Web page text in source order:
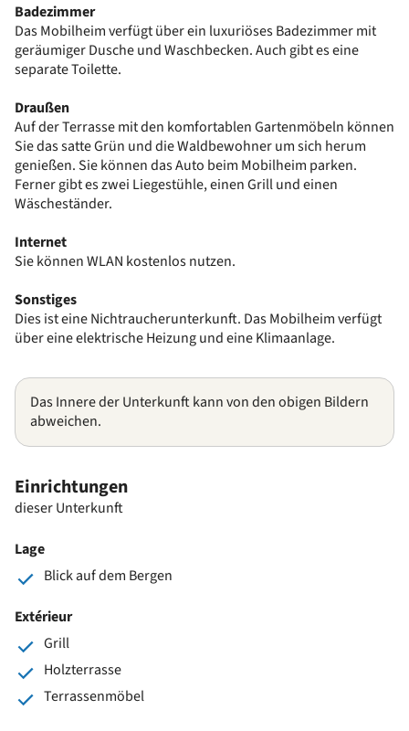
Badezimmer
Das Mobilheim verfügt über ein luxuriöses Badezimmer mit
geräumiger Dusche und Waschbecken. Auch gibt es eine
separate Toilette.
Draußen
Auf der Terrasse mit den komfortablen Gartenmöbeln können
Sie das satte Grün und die Waldbewohner um sich herum
genießen. Sie können das Auto beim Mobilheim parken.
Ferner gibt es zwei Liegestühle, einen Grill und einen
Wäscheständer.
Internet
Sie können WLAN kostenlos nutzen.
Sonstiges
Dies ist eine Nichtraucherunterkunft. Das Mobilheim verfügt
über eine elektrische Heizung und eine Klimaanlage.
Das Innere der Unterkunft kann von den obigen Bildern
abweichen.
Einrichtungen
dieser Unterkunft
Lage
Blick auf dem Bergen
Extérieur
Grill
Holzterrasse
Terrassenmöbel